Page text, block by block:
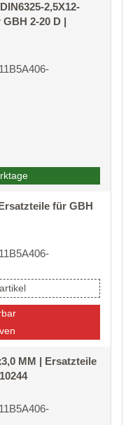
2,5X12-
2-20 D |
für GBH
MM | Ersatzteile